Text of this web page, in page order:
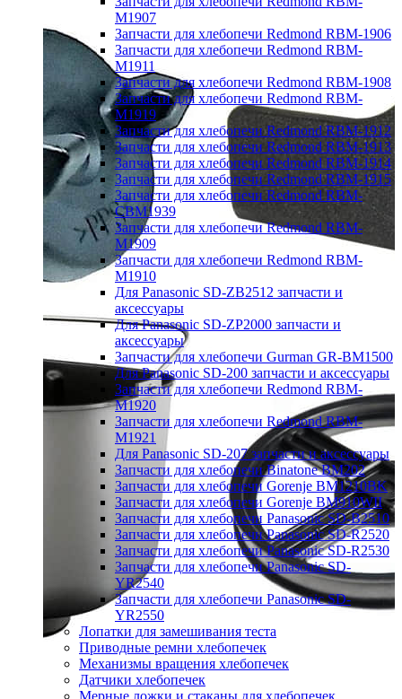
M1907
Запчасти для хлебопечи Redmond RBM-1906
Запчасти для хлебопечи Redmond RBM-
M1911
Запчасти для хлебопечи Redmond RBM-1908
Запчасти для хлебопечи Redmond RBM-
M1919
Запчасти для хлебопечи Redmond RBM-1912
Запчасти для хлебопечи Redmond RBM-1913
Запчасти для хлебопечи Redmond RBM-1914
Запчасти для хлебопечи Redmond RBM-1915
Запчасти для хлебопечи Redmond RBM-
CBM1939
Запчасти для хлебопечи Redmond RBM-
M1909
Запчасти для хлебопечи Redmond RBM-
M1910
Для Panasonic SD-ZB2512 запчасти и
аксессуары
Для Panasonic SD-ZP2000 запчасти и
аксессуары
Запчасти для хлебопечи Gurman GR-BM1500
Для Panasonic SD-200 запчасти и аксессуары
Запчасти для хлебопечи Redmond RBM-
M1920
Запчасти для хлебопечи Redmond RBM-
M1921
Для Panasonic SD-207 запчасти и аксессуары
Запчасти для хлебопечи Binatone BM202
Запчасти для хлебопечи Gorenje BM1210BK
Запчасти для хлебопечи Gorenje BM910WII
Запчасти для хлебопечи Panasonic SD-B2510
Запчасти для хлебопечи Panasonic SD-R2520
Запчасти для хлебопечи Panasonic SD-R2530
Запчасти для хлебопечи Panasonic SD-
YR2540
Запчасти для хлебопечи Panasonic SD-
YR2550
Лопатки для замешивания теста
Приводные ремни хлебопечек
Механизмы вращения хлебопечек
Датчики хлебопечек
Мерные ложки и стаканы для хлебопечек